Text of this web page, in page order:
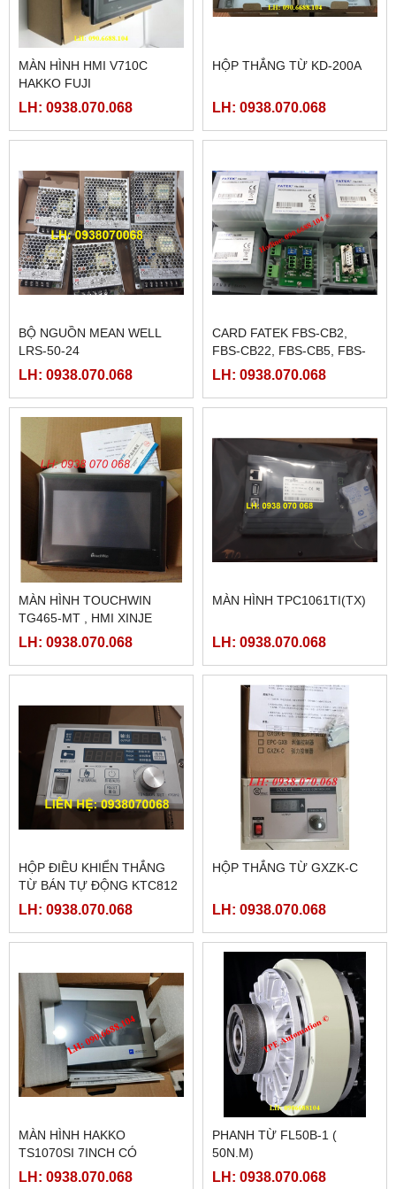
MÀN HÌNH HMI V710C
HAKKO FUJI
LH: 0938.070.068
HỘP THẮNG TỪ KD-200A
LH: 0938.070.068
BỘ NGUỒN MEAN WELL
LRS-50-24
LH: 0938.070.068
CARD FATEK FBS-CB2,
FBS-CB22, FBS-CB5, FBS-
CB25, FBS-CB55
LH: 0938.070.068
MÀN HÌNH TOUCHWIN
TG465-MT , HMI XINJE
TG465-MT
LH: 0938.070.068
MÀN HÌNH TPC1061TI(TX)
LH: 0938.070.068
HỘP ĐIỀU KHIỂN THẮNG
TỪ BÁN TỰ ĐỘNG KTC812
LH: 0938.070.068
HỘP THẮNG TỪ GXZK-C
LH: 0938.070.068
MÀN HÌNH HAKKO
TS1070SI 7INCH CÓ
ETHERNET
LH: 0938.070.068
PHANH TỪ FL50B-1 (
50N.M)
LH: 0938.070.068